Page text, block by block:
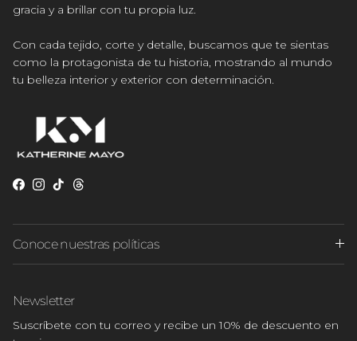
gracia y a brillar con tu propia luz.
Con cada tejido, corte y detalle, buscamos que te sientas
como la protagonista de tu historia, mostrando al mundo
tu belleza interior y exterior con determinación.
Facebook
Instagram
TikTokThreads
Conoce nuestras políticas
Newsletter
Suscríbete con tu correo y recibe un 10% de descuento en